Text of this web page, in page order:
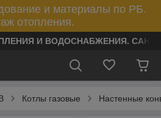
и материалы по РБ.
отопления.
И ВОДОСНАБЖЕНИЯ.
Котлы газовые Настенные